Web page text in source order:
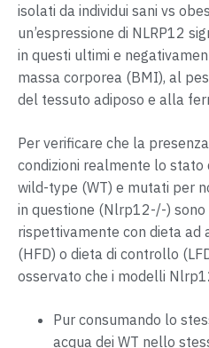
isolati da individui sani vs
un’espressione di NLRP12
in questi ultimi e
massa corporea (BMI), al
del tessuto adiposo e alla
Per verificare che la
condizioni realmente lo stato
wild-type (WT) e mutati per
in questione (Nlrp12-/-)
rispettivamente con dieta ad
(HFD) o dieta di controllo
osservato che i modelli
Pur consumando lo
acqua dei WT nello